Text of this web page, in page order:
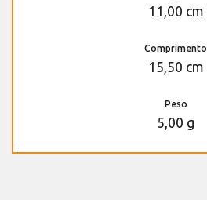
11,00 cm
Comprimento
15,50 cm
Peso
5,00 g